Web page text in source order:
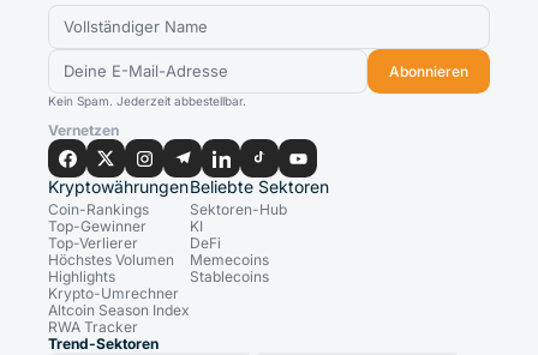
Abonnieren
Kein Spam. Jederzeit abbestellbar.
Vernetzen
Kryptowährungen
Coin-Rankings
Top-Gewinner
Top-Verlierer
Höchstes Volumen
Highlights
Krypto-Umrechner
Altcoin Season Index
RWA Tracker
Beliebte Sektoren
Sektoren-Hub
KI
DeFi
Memecoins
Stablecoins
Trend-Sektoren